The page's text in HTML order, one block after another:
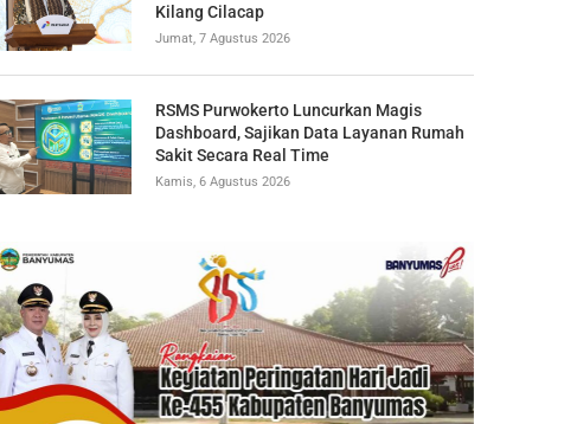
Kilang Cilacap
Jumat, 7 Agustus 2026
RSMS Purwokerto Luncurkan Magis
Dashboard, Sajikan Data Layanan Rumah
Sakit Secara Real Time
Kamis, 6 Agustus 2026